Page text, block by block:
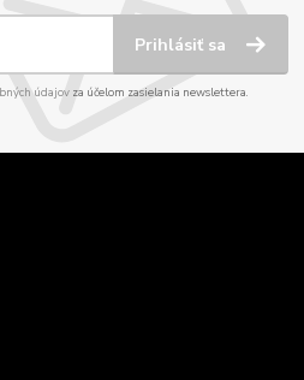
Prihlásiť sa
údajov za účelom zasielania newslettera.